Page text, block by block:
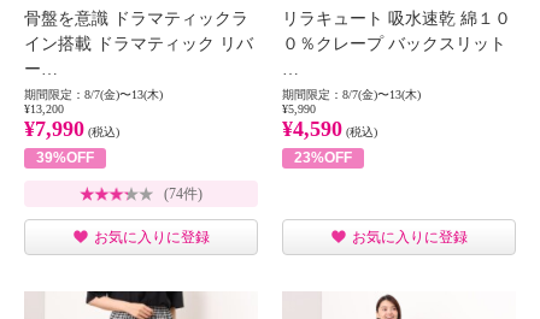
骨盤を意識 ドラマティックラ
イン搭載 ドラマティック リバ
ー…
期間限定：8/7(金)〜13(木)
¥13,200
¥7,990 (税込)
39%OFF
(74件)
お気に入りに登録
リラキュート 吸水速乾 綿１０
０％クレープ バックスリット
…
期間限定：8/7(金)〜13(木)
¥5,990
¥4,590 (税込)
23%OFF
お気に入りに登録